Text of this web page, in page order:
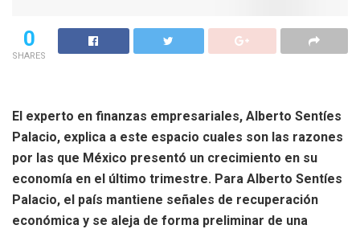
0
SHARES
El experto en finanzas empresariales, Alberto Sentíes
Palacio, explica a este espacio cuales son las razones
por las que México presentó un crecimiento en su
economía en el último trimestre. Para Alberto Sentíes
Palacio, el país mantiene señales de recuperación
económica y se aleja de forma preliminar de una